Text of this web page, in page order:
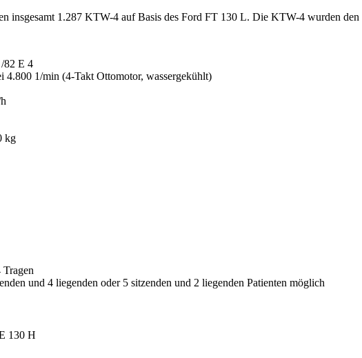
insgesamt 1.287 KTW-4 auf Basis des Ford FT 130 L. Die KTW-4 wurden den
82 E 4
4.800 1/min (4-Takt Ottomotor, wassergekühlt)
kg
und 4 liegenden oder 5 sitzenden und 2 liegenden Patienten möglich
130 H